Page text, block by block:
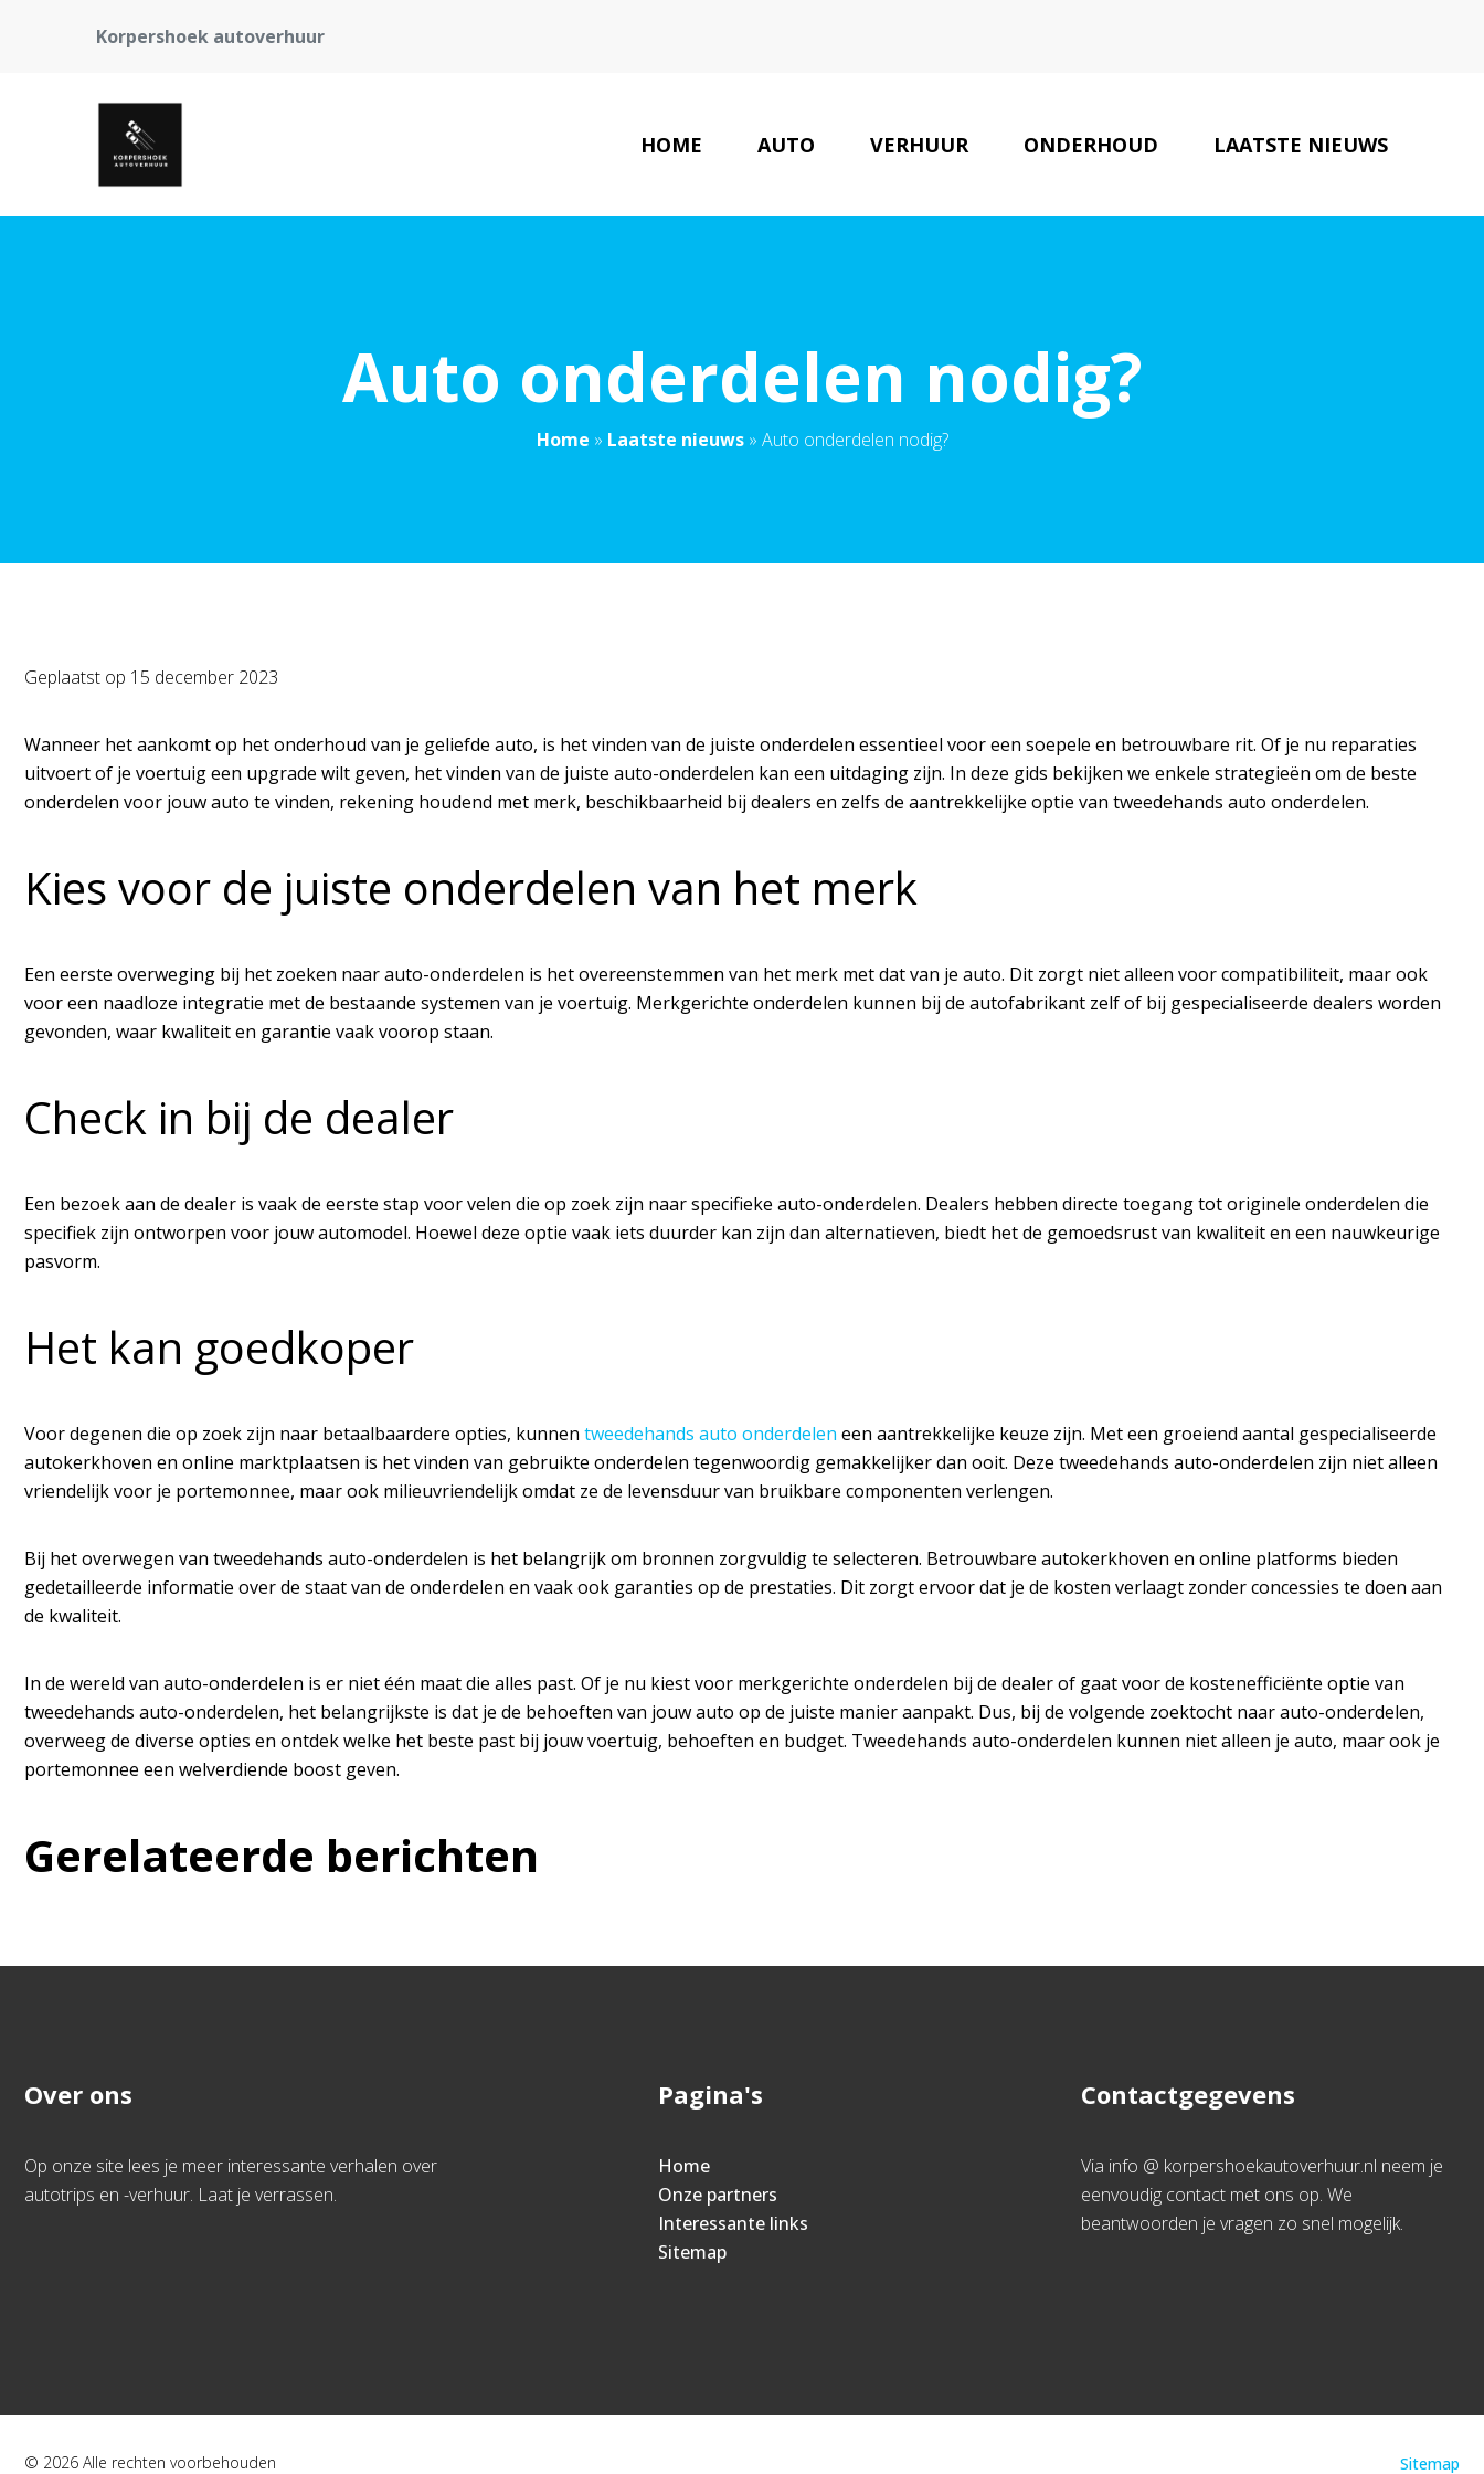
Korpershoek autoverhuur
HOME AUTO VERHUUR ONDERHOUD LAATSTE NIEUWS
Auto onderdelen nodig?
Home » Laatste nieuws» Auto onderdelen nodig?
Geplaatst op 15 december 2023
Wanneer het aankomt op het onderhoud van je geliefde auto, is het vinden van de juiste onderdelen essentieel voor een soepele en betrouwbare rit. Of je nu reparaties
uitvoert of je voertuig een upgrade wilt geven, het vinden van de juiste auto-onderdelen kan een uitdaging zijn. In deze gids bekijken we enkele strategieën om de beste
onderdelen voor jouw auto te vinden, rekening houdend met merk, beschikbaarheid bij dealers en zelfs de aantrekkelijke optie van tweedehands auto onderdelen.
Kies voor de juiste onderdelen van het merk
Een eerste overweging bij het zoeken naar auto-onderdelen is het overeenstemmen van het merk met dat van je auto. Dit zorgt niet alleen voor compatibiliteit, maar ook
voor een naadloze integratie met de bestaande systemen van je voertuig. Merkgerichte onderdelen kunnen bij de autofabrikant zelf of bij gespecialiseerde dealers worden
gevonden, waar kwaliteit en garantie vaak voorop staan.
Check in bij de dealer
Een bezoek aan de dealer is vaak de eerste stap voor velen die op zoek zijn naar specifieke auto-onderdelen. Dealers hebben directe toegang tot originele onderdelen die
specifiek zijn ontworpen voor jouw automodel. Hoewel deze optie vaak iets duurder kan zijn dan alternatieven, biedt het de gemoedsrust van kwaliteit en een nauwkeurige
pasvorm.
Het kan goedkoper
Voor degenen die op zoek zijn naar betaalbaardere opties, kunnen tweedehands auto onderdelen een aantrekkelijke keuze zijn. Met een groeiend aantal gespecialiseerde
autokerkhoven en online marktplaatsen is het vinden van gebruikte onderdelen tegenwoordig gemakkelijker dan ooit. Deze tweedehands auto-onderdelen zijn niet alleen
vriendelijk voor je portemonnee, maar ook milieuvriendelijk omdat ze de levensduur van bruikbare componenten verlengen.
Bij het overwegen van tweedehands auto-onderdelen is het belangrijk om bronnen zorgvuldig te selecteren. Betrouwbare autokerkhoven en online platforms bieden
gedetailleerde informatie over de staat van de onderdelen en vaak ook garanties op de prestaties. Dit zorgt ervoor dat je de kosten verlaagt zonder concessies te doen aan
de kwaliteit.
In de wereld van auto-onderdelen is er niet één maat die alles past. Of je nu kiest voor merkgerichte onderdelen bij de dealer of gaat voor de kostenefficiënte optie van
tweedehands auto-onderdelen, het belangrijkste is dat je de behoeften van jouw auto op de juiste manier aanpakt. Dus, bij de volgende zoektocht naar auto-onderdelen,
overweeg de diverse opties en ontdek welke het beste past bij jouw voertuig, behoeften en budget. Tweedehands auto-onderdelen kunnen niet alleen je auto, maar ook je
portemonnee een welverdiende boost geven.
Gerelateerde berichten
Over ons
Op onze site lees je meer interessante verhalen over
autotrips en -verhuur. Laat je verrassen.
Pagina's
Home
Onze partners
Interessante links
Sitemap
Contactgegevens
Via info @ korpershoekautoverhuur.nl neem je
eenvoudig contact met ons op. We
beantwoorden je vragen zo snel mogelijk.
© 2026 Alle rechten voorbehouden Sitemap